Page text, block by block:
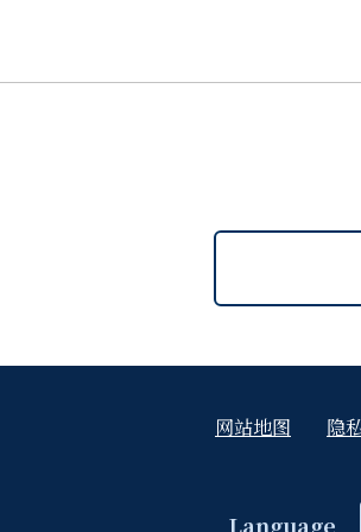
程朋友群。针对AI给人类带来的共同的
实地具体落实作为其基础的可信赖的数
人，而必须成为朝着增长和发展前行的
织携起手来，在加入经合组织的道路上
今后将继续在经合组织与亚洲地区之间
网站地图 隐
Language